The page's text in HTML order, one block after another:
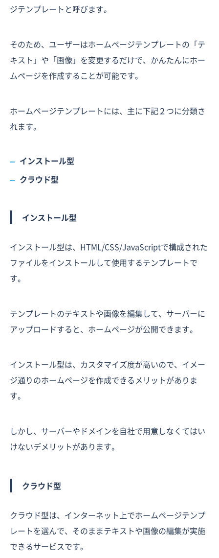
ジテンプレートと呼びます。
そのため、ユーザーはホームページテンプレートの「テ
キスト」や「画像」を変更するだけで、かんたんにホー
ムページを作成することが可能です。
ホームページテンプレートには、主に下記２つに分類さ
れます。
インストール型
クラウド型
インストール型
インストール型は、HTML/CSS/JavaScriptで構成された
ファイルをインストールして使用するテンプレートで
す。
テンプレートのテキストや画像を編集して、サーバーに
アップロードすると、ホームページが公開できます。
インストール型は、カスタマイズ度が高いので、イメー
ジ通りのホームページを作成できるメリットがありま
す。
しかし、サーバーやドメインを自社で用意しなくてはい
けないデメリットがあります。
クラウド型
クラウド型は、インターネット上でホームページテンプ
レートを選んで、そのままテキストや画像の編集が実施
できるサービスです。